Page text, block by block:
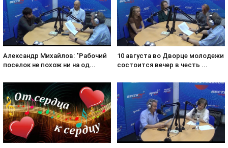
Александр Михайлов: "Рабочий
поселок не похож ни на од...
10 августа во Дворце молодежи
состоится вечер в честь ...